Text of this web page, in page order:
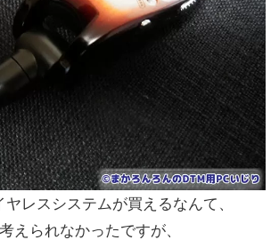
レスシステムが買えるなんて、
えられなかったですが、